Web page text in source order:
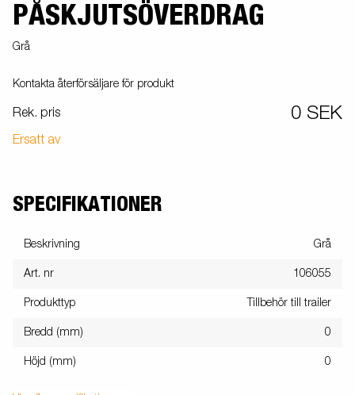
PÅSKJUTSÖVERDRAG
Grå
Kontakta återförsäljare för produkt
Rek. pris 0 SEK
Ersatt av
SPECIFIKATIONER
Beskrivning Grå
Art. nr 106055
Produkttyp Tillbehör till trailer
Bredd (mm) 0
Höjd (mm) 0